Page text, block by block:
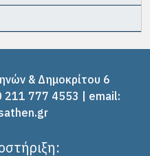
& Δημοκρίτου 6
211 777 4553 | email: